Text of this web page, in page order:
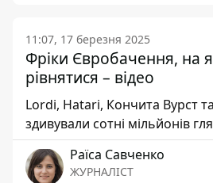
11:07, 17 березня 2025
Фріки Євробачення, на
рівнятися – відео
Lordi, Hatari, Кончита Вурст
здивували сотні мільйонів
Раїса Савченко
ЖУРНАЛІСТ